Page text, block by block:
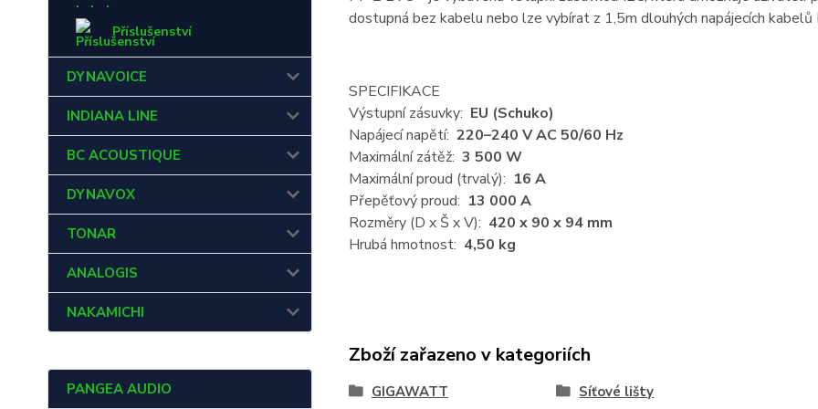
Příslušenství
DYNAVOICE
INDIANA LINE
BC ACOUSTIQUE
DYNAVOX
TONAR
ANALOGIS
NAKAMICHI
PANGEA AUDIO
dostupná bez kabelu nebo lze vybírat z 1,5m dlouhých napájecích
SPECIFIKACE
Výstupní zásuvky: EU (Schuko)
Napájecí napětí: 220–240 V AC 50/60 Hz
Maximální zátěž: 3 500 W
Maximální proud (trvalý): 16 A
Přepěťový proud: 13 000 A
Rozměry (D x Š x V): 420 x 90 x 94 mm
Hrubá hmotnost: 4,50 kg
Zboží zařazeno v kategoriích
GIGAWATT Síťové lišty